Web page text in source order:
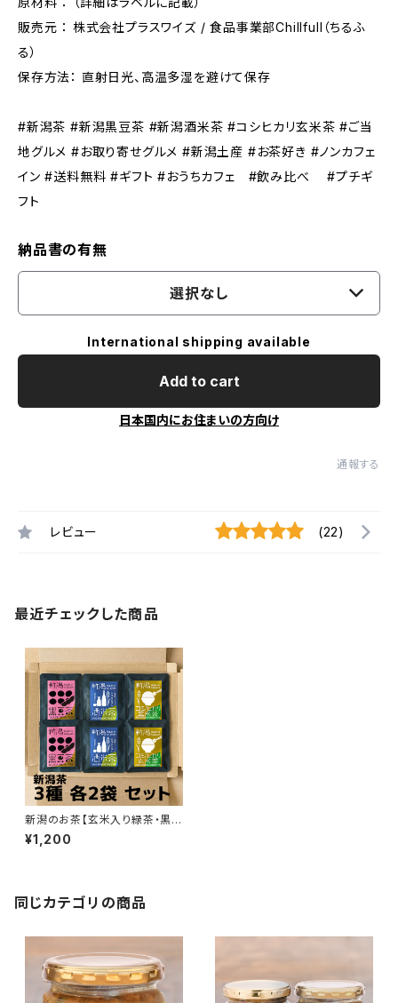
販売元 ： 株式会社プラスワイズ / 食品事業部Chillfull（ちるふ
る）
保存方法： 直射日光、高温多湿を避けて保存
#新潟茶 #新潟黒豆茶 #新潟酒米茶 #コシヒカリ玄米茶 #ご当
地グルメ #お取り寄せグルメ #新潟土産 #お茶好き #ノンカフェ
イン #送料無料 #ギフト #おうちカフェ #飲み比べ #プチギ
フト
納品書の有無
選択なし
International shipping available
Add to cart
日本国内にお住まいの方向け
通報する
レビュー (22)
最近チェックした商品
新潟のお茶【玄米入り緑茶・黒豆
茶】3種×2袋セット｜ギフトにオ
ススメ
¥1,200
同じカテゴリの商品